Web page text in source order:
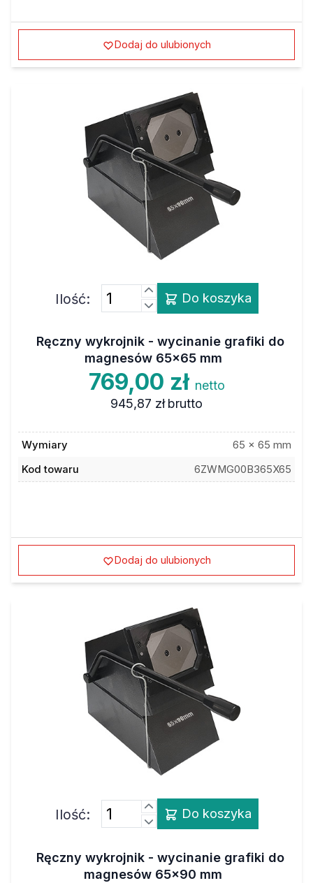
Dodaj do ulubionych
Ilość: Do koszyka
Ręczny wykrojnik - wycinanie grafiki do
magnesów 65x65 mm
769,00 zł netto
945,87 zł brutto
Wymiary
65 x 65 mm
Kod towaru
6ZWMG00B365X65
Dodaj do ulubionych
Ilość: Do koszyka
Ręczny wykrojnik - wycinanie grafiki do
magnesów 65x90 mm